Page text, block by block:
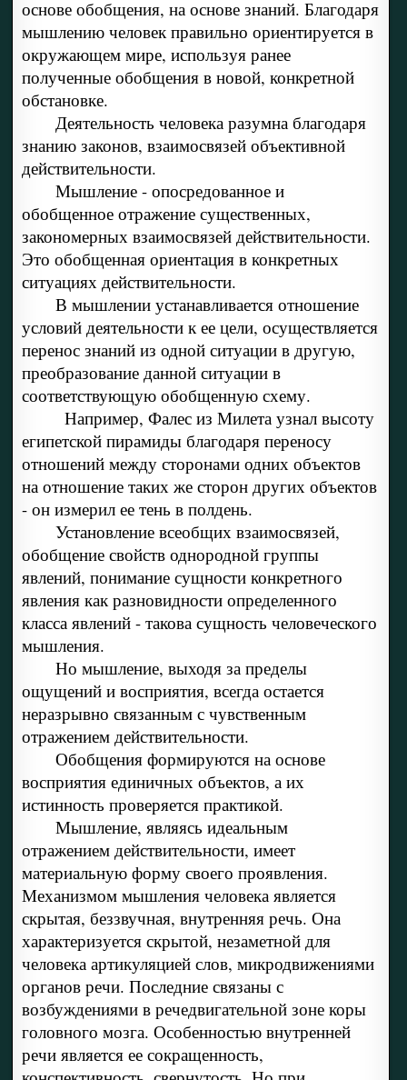
основе обобщения, на основе знаний. Благодаря
мышлению человек правильно ориентируется в
окружающем мире, используя ранее
полученные обобщения в новой, конкретной
обстановке.
Деятельность человека разумна благодаря
знанию законов, взаимосвязей объективной
действительности.
Мышление - опосредованное и
обобщенное отражение существенных,
закономерных взаимосвязей действительности.
Это обобщенная ориентация в конкретных
ситуациях действительности.
В мышлении устанавливается отношение
условий деятельности к ее цели, осуществляется
перенос знаний из одной ситуации в другую,
преобразование данной ситуации в
соответствующую обобщенную схему.
Например, Фалес из Милета узнал высоту
египетской пирамиды благодаря переносу
отношений между сторонами одних объектов
на отношение таких же сторон других объектов
- он измерил ее тень в полдень.
Установление всеобщих взаимосвязей,
обобщение свойств однородной группы
явлений, понимание сущности конкретного
явления как разновидности определенного
класса явлений - такова сущность человеческого
мышления.
Но мышление, выходя за пределы
ощущений и восприятия, всегда остается
неразрывно связанным с чувственным
отражением действительности.
Обобщения формируются на основе
восприятия единичных объектов, а их
истинность проверяется практикой.
Мышление, являясь идеальным
отражением действительности, имеет
материальную форму своего проявления.
Механизмом мышления человека является
скрытая, беззвучная, внутренняя речь. Она
характеризуется скрытой, незаметной для
человека артикуляцией слов, микродвижениями
органов речи. Последние связаны с
возбуждениями в речедвигательной зоне коры
головного мозга. Особенностью внутренней
речи является ее сокращенность,